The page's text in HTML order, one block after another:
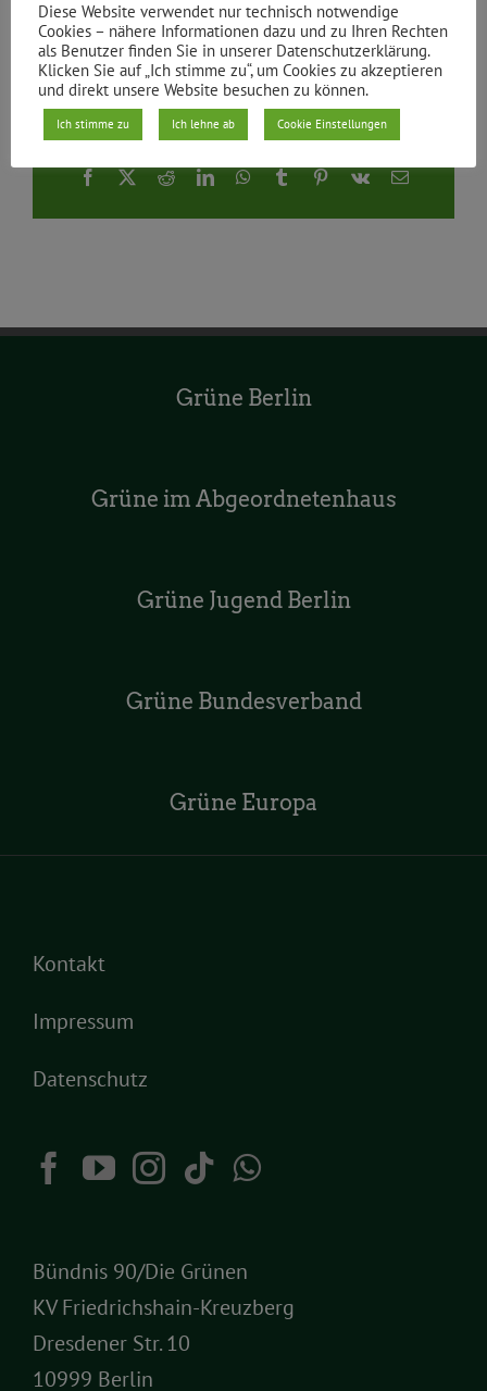
Von | 22.05.2019
Teile den Beitrag
Facebook
X RedditLinkedInWhatsApp
TumblrPinterest
Vk
E-
Grüne Berlin
Grüne im Abgeordnetenhaus
Grüne Jugend Berlin
Grüne Bundesverband
Grüne Europa
Kontakt
Impressum
Datenschutz
Bündnis 90/Die Grünen
KV Friedrichshain-Kreuzberg
Dresdener Str. 10
10999 Berlin
Diese Website verwendet nur technisch notwendige
Cookies – nähere Informationen dazu und zu Ihren Rechten
als Benutzer finden Sie in unserer Datenschutzerklärung.
Klicken Sie auf „Ich stimme zu“, um Cookies zu akzeptieren
und direkt unsere Website besuchen zu können.
Ich stimme zu Ich lehne ab Cookie Einstellungen